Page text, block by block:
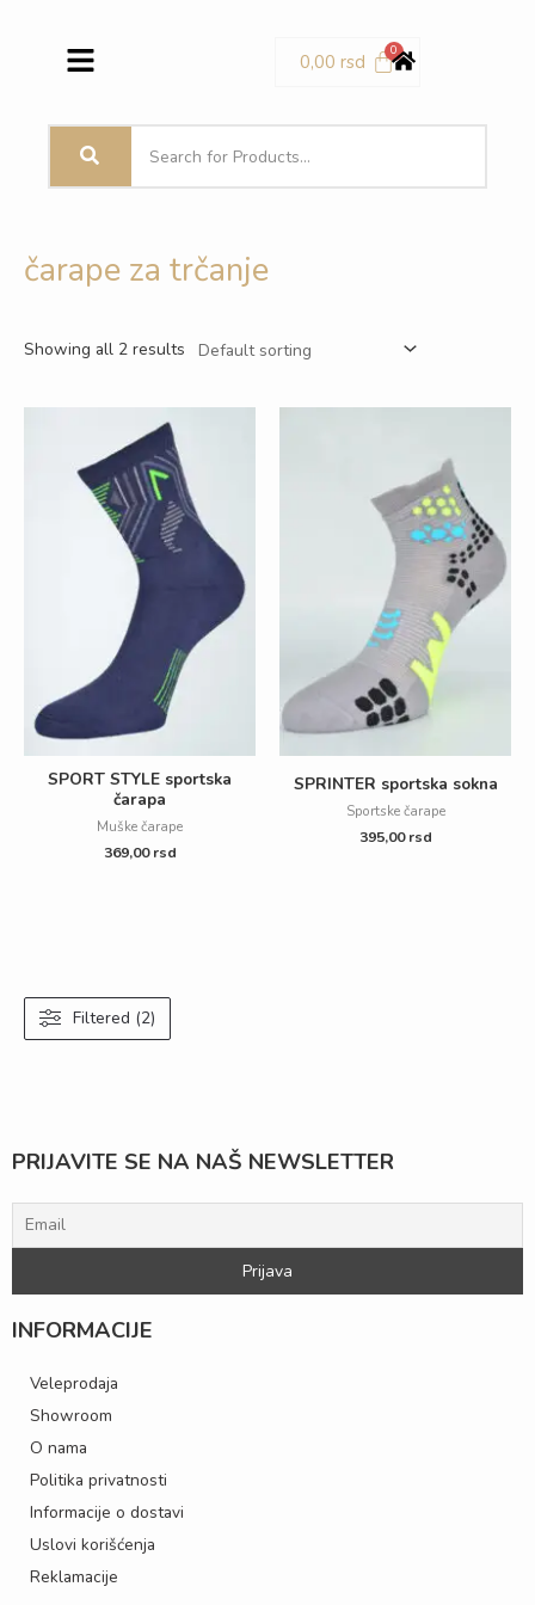
Menu 0,00rsd
Filtered (2)
čarape za trčanje
Showing all 2 results
SPORT STYLE sportska
čarapa
Muške čarape
369,00rsd
SPRINTER sportska sokna
Sportske čarape
395,00rsd
INFORMACIJE
Veleprodaja
Showroom
O nama
Politika privatnosti
Informacije o dostavi
Uslovi korišćenja
Reklamacije
PRIJAVITE SE NA NAŠ NEWSLETTER